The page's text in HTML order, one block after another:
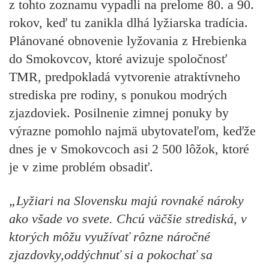
z tohto zoznamu vypadli na prelome 80. a 90.
rokov, keď tu zanikla dlhá lyžiarska tradícia.
Plánované obnovenie lyžovania z Hrebienka
do Smokovcov, ktoré avizuje spoločnosť
TMR, predpokladá vytvorenie atraktívneho
strediska pre rodiny, s ponukou modrých
zjazdoviek. Posilnenie zimnej ponuky by
výrazne pomohlo najmä ubytovateľom, keďže
dnes je v Smokovcoch asi 2 500 lôžok, ktoré
je v zime problém obsadiť.
„Lyžiari na Slovensku majú rovnaké nároky
ako všade vo svete. Chcú väčšie strediská, v
ktorých môžu využívať rôzne náročné
zjazdovky,oddýchnuť si a pokochať sa